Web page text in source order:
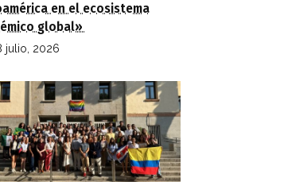
en el ecosistema
global»
julio, 2026